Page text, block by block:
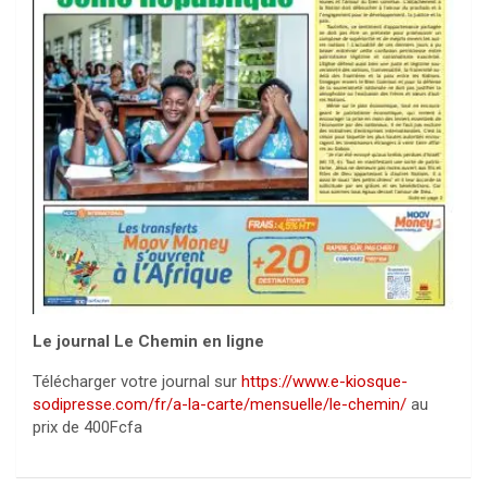
Le journal Le Chemin en ligne
Télécharger votre journal sur https://www.e-kiosque-
sodipresse.com/fr/a-la-carte/mensuelle/le-chemin/ au
prix de 400Fcfa